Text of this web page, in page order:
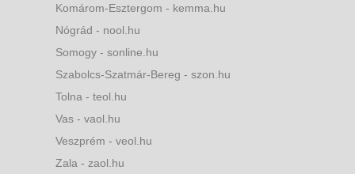
Komárom-Esztergom - kemma.hu
Nógrád - nool.hu
Somogy - sonline.hu
Szabolcs-Szatmár-Bereg - szon.hu
Tolna - teol.hu
Vas - vaol.hu
Veszprém - veol.hu
Zala - zaol.hu